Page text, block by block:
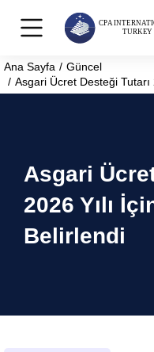
You are here:
Ana Sayfa
Güncel
Asgari Ücret Desteği Tutarı
Asgari
2026 Yılı
Belirlendi